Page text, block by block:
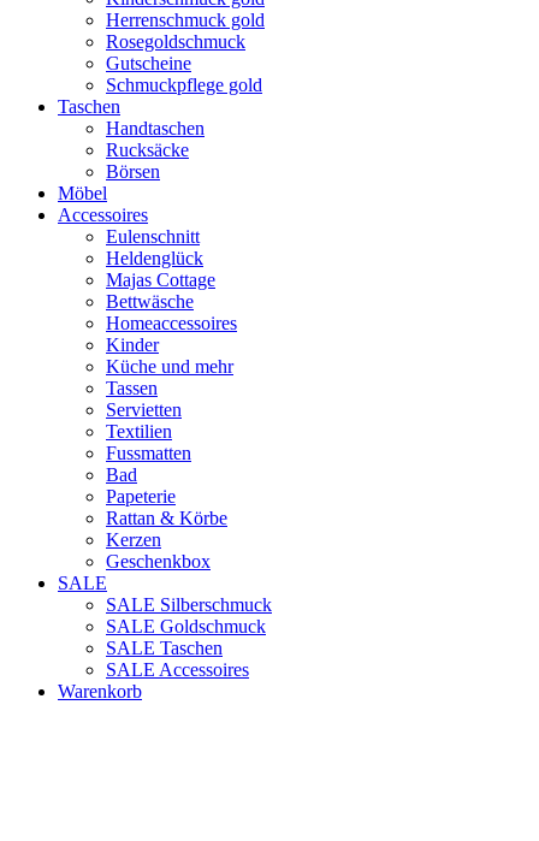
Herrenschmuck gold
Rosegoldschmuck
Gutscheine
Schmuckpflege gold
Taschen
Handtaschen
Rucksäcke
Börsen
Möbel
Accessoires
Eulenschnitt
Heldenglück
Majas Cottage
Bettwäsche
Homeaccessoires
Kinder
Küche und mehr
Tassen
Servietten
Textilien
Fussmatten
Bad
Papeterie
Rattan & Körbe
Kerzen
Geschenkbox
SALE
SALE Silberschmuck
SALE Goldschmuck
SALE Taschen
SALE Accessoires
Warenkorb